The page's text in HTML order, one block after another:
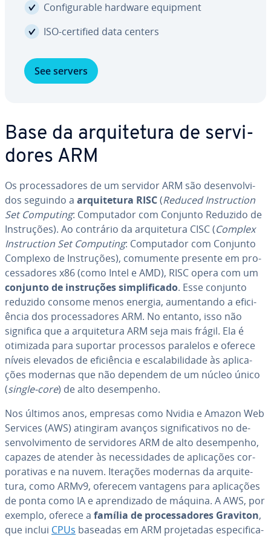
Con­fi­gu­ra­ble hardware equipment
ISO-certified data centers
See servers
Base da ar­qui­te­tura de ser­vi­
do­res ARM
Os pro­ces­sa­do­res de um servidor ARM são de­sen­vol­vi­
dos seguindo a ar­qui­te­tura RISC(Reduced Ins­truc­tion
Set Computing: Com­pu­ta­dor com Conjunto Reduzido de
Ins­tru­ções). Ao contrário da ar­qui­te­tura CISC (Complex
Ins­truc­tion Set Computing: Com­pu­ta­dor com Conjunto
Complexo de Ins­tru­ções), comumente presente em pro­
ces­sa­do­res x86 (como Intel e AMD), RISC opera com um
conjunto de ins­tru­ções sim­pli­fi­cado. Esse conjunto
reduzido consome menos energia, au­men­tando a efi­ci­
ên­cia dos pro­ces­sa­do­res ARM. No entanto, isso não
significa que a ar­qui­te­tura ARM seja mais frágil. Ela é
otimizada para suportar processos paralelos e oferece
níveis elevados de efi­ci­ên­cia e es­ca­la­bi­li­dade às apli­ca­
ções modernas que não dependem de um núcleo único
(single-core) de alto de­sem­pe­nho.
Nos últimos anos, empresas como Nvidia e Amazon Web
Services (AWS) atingiram avanços sig­ni­fi­ca­ti­vos no de­
sen­vol­vi­mento de ser­vi­do­res ARM de alto de­sem­pe­nho,
capazes de atender às ne­ces­si­da­des de apli­ca­ções cor­
po­ra­ti­vas e na nuvem. Iterações modernas da ar­qui­te­
tura, como ARMv9, oferecem vantagens para apli­ca­ções
de ponta como IA e apren­di­zado de máquina. A AWS, por
exemplo, oferece a família de pro­ces­sa­do­res Graviton,
que inclui CPUs baseadas em ARM pro­je­ta­das es­pe­ci­fi­ca­